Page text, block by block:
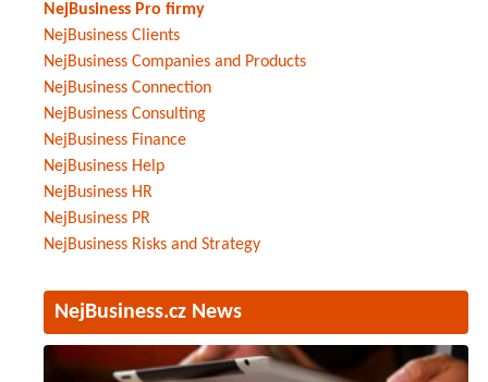
NejBusiness Pro firmy
NejBusiness Clients
NejBusiness Companies and Products
NejBusiness Connection
NejBusiness Consulting
NejBusiness Finance
NejBusiness Help
NejBusiness HR
NejBusiness PR
NejBusiness Risks and Strategy
NejBusiness.cz News